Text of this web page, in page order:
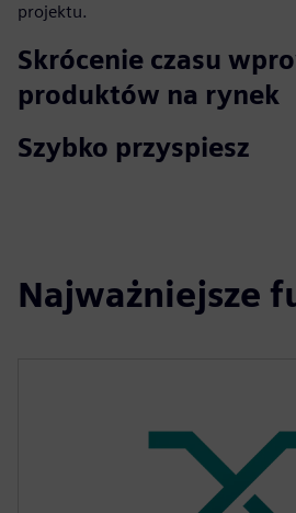
projektu.
Skrócenie czasu
produktów na rynek
Szybko przyspiesz
Najważniejsze